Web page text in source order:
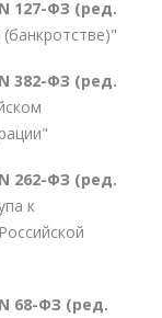
127-ФЗ (ред.
382-ФЗ (ред.
262-ФЗ (ред.
к
68-ФЗ (ред.